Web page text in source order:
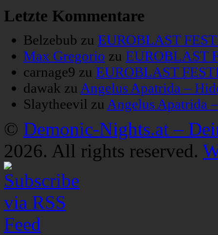
Letzte Kommentare
Belzebub zu EUROBLAST
Max Gregorio zu EUROBLAST
carnage9 zu EUROBLAST
dawak zu Angelus Apatrida –
Slaytheevil zu Angelus Apatrida
© Demonic-Nights.at –
2026. All rights reserved.